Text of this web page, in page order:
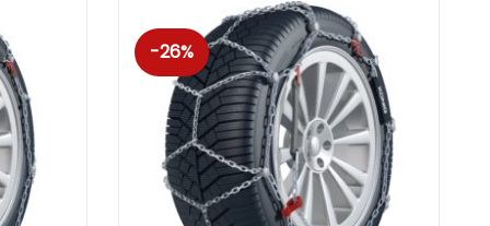
CB-12 König CB-7 (7mm)
Easy-Fit CU-9 König Easy-Fit voor SUV’s
-26%